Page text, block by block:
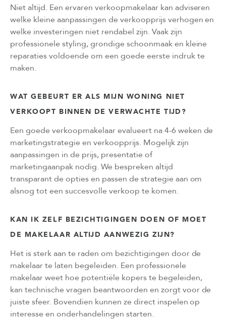
Niet altijd. Een ervaren verkoopmakelaar kan adviseren
welke kleine aanpassingen de verkoopprijs verhogen en
welke investeringen niet rendabel zijn. Vaak zijn
professionele styling, grondige schoonmaak en kleine
reparaties voldoende om een goede eerste indruk te
maken.
WAT GEBEURT ER ALS MIJN WONING NIET
VERKOOPT BINNEN DE VERWACHTE TIJD?
Een goede verkoopmakelaar evalueert na 4-6 weken de
marketingstrategie en verkoopprijs. Mogelijk zijn
aanpassingen in de prijs, presentatie of
marketingaanpak nodig. We bespreken altijd
transparant de opties en passen de strategie aan om
alsnog tot een succesvolle verkoop te komen.
KAN IK ZELF BEZICHTIGINGEN DOEN OF MOET
DE MAKELAAR ALTIJD AANWEZIG ZIJN?
Het is sterk aan te raden om bezichtigingen door de
makelaar te laten begeleiden. Een professionele
makelaar weet hoe potentiële kopers te begeleiden,
kan technische vragen beantwoorden en zorgt voor de
juiste sfeer. Bovendien kunnen ze direct inspelen op
interesse en onderhandelingen starten.